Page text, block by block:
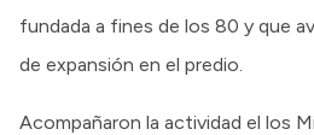
fundada a fines de los 80 y que
de expansión en el predio.
Acompañaron la actividad el los